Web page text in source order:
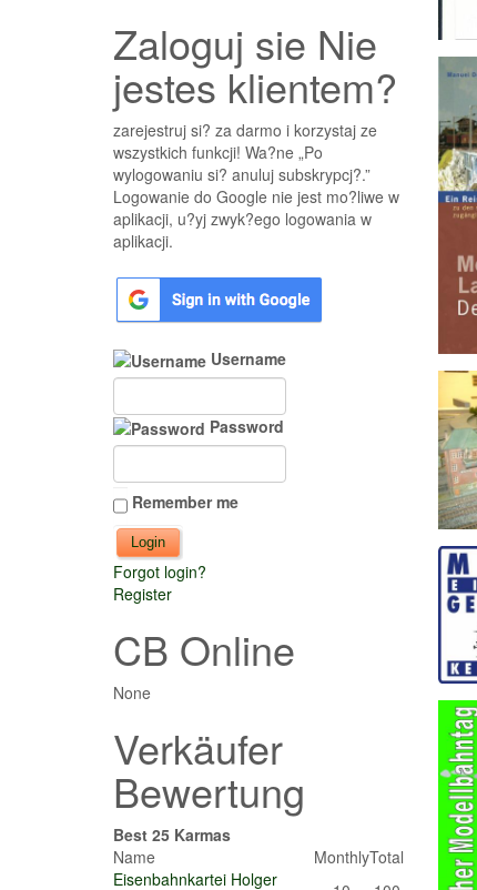
Zaloguj sie Nie
jestes klientem?
zarejestruj si? za darmo i korzystaj ze
wszystkich funkcji! Wa?ne „Po
wylogowaniu si? anuluj subskrypcj?.”
Logowanie do Google nie jest mo?liwe w
aplikacji, u?yj zwyk?ego logowania w
aplikacji.
Username
Password
Remember me
Forgot login?
Register
CB Online
None
Verkäufer
Bewertung
Best 25 Karmas
Name
MonthlyTotal
Eisenbahnkartei Holger